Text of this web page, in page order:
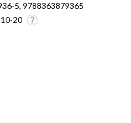
5, 9788363879365
20